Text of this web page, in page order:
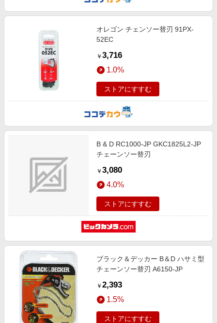
オレゴン チェンソー替刃 91PX-
52EC
￥ 3,716
1.0%
ストアにすすむ
B & D RC1000-JP GKC1825L2-JP
チェーンソー替刃
￥ 3,080
4.0%
ストアにすすむ
ブラック＆デッカー B＆D ハサミ型
チェーンソー替刃 A6150-JP
￥ 2,393
1.5%
ストアにすすむ